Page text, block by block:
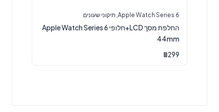
Apple Watch Series 6
,תיקוני שעונים
החלפת מסך LCD+חלופי Apple Watch Series 6
44mm
₪299